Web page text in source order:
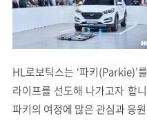
HL로보틱스는 ‘파키(Parkie)’
라이프를 선도해 나가고자 합
파키의 여정에 많은 관심과 응